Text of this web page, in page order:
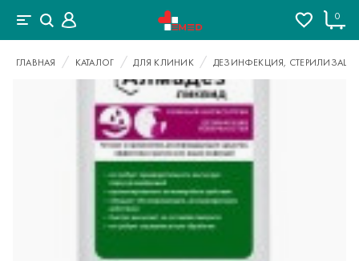
0
ГЛАВНАЯ КАТАЛОГ ДЛЯ КЛИНИК ДЕЗИНФЕКЦИЯ,